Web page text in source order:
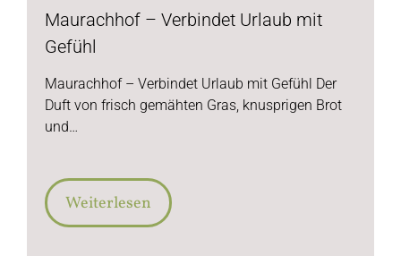
Maurachhof – Verbindet Urlaub mit
Gefühl
Maurachhof – Verbindet Urlaub mit Gefühl Der
Duft von frisch gemähten Gras, knusprigen Brot
und…
Weiterlesen